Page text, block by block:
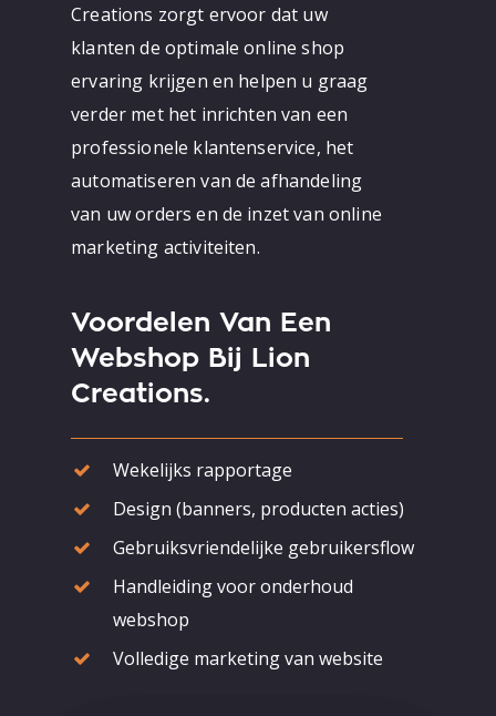
Creations zorgt ervoor dat uw
klanten de optimale online shop
ervaring krijgen en helpen u graag
verder met het inrichten van een
professionele klantenservice, het
automatiseren van de afhandeling
van uw orders en de inzet van online
marketing activiteiten.
Voordelen Van Een
Webshop Bij Lion
Creations.
Wekelijks rapportage
Design (banners, producten acties)
Gebruiksvriendelijke gebruikersflow
Handleiding voor onderhoud
webshop
Volledige marketing van website